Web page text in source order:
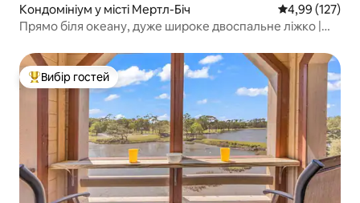
Кондомініум у місті Мертл-Біч Середня
4,99 (127)
Прямо біля океану, дуже широке двоспальне ліжко |
Топ вибір гостей
Вибір гостей